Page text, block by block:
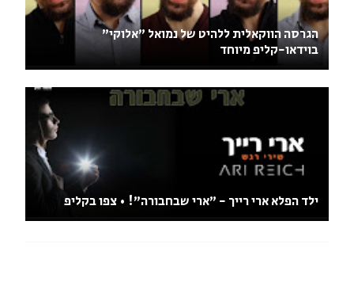
הגרסה הווקאלית ללהיט של נמואל "אלוקי"
בוידאו-קליפ מיוחד
ילד הפלא ארי רייך - "ארי שבחבורה"! • צפו בקליפ